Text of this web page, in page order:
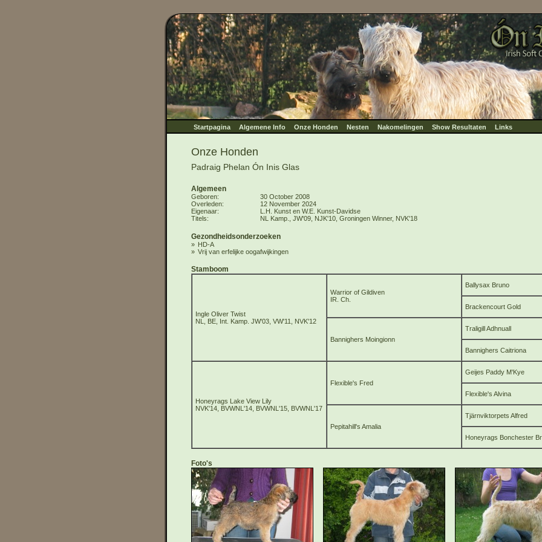
Startpagina Algemene Info Onze Honden Nesten Nakomelingen Show Resultaten Links
Onze Honden
Padraig Phelan Ón Inis Glas
Algemeen
Geboren
30 October 2008
Overleden
12 November 2024
Eigenaar
L.H. Kunst en W.E. Kunst-Davidse
Titels
NL Kamp., JW'09, NJK'10, Groningen Winner, NVK'18
Gezondheidsonderzoeken
HD-A
Vrij van erfelijke oogafwijkingen
Stamboom
Ingle Oliver Twist
NL, BE, Int. Kamp. JW'03, VW'11, NVK'12
Warrior of Gildiven
IR. Ch.
Ballysax Bruno
Brackencourt Gold
Bannighers Moingionn
Traligill Adhnuall
Bannighers Caitriona
Honeyrags Lake View Lily
NVK'14, BVWNL'14, BVWNL'15, BVWNL'17
Flexible's Fred
Geijes Paddy M'Kye
Flexible's Alvina
Pepitahill's Amalia
Tjärnviktorpets Alfred
Honeyrags Bonchester
Foto's